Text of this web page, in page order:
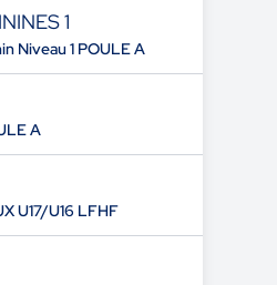
1
Niveau 1 POULE A
A
U17/U16 LFHF